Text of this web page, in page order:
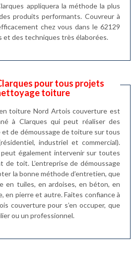
appliquera la méthode la plus
produits performants. Couvreur à
chez vous dans le 62129
et des techniques très élaborées.
pour tous projets
toiture
toiture Nord Artois couverture est
à Clarques qui peut réaliser des
de démoussage de toiture sur tous
industriel et commercial).
peut également intervenir sur toutes
de toit. L’entreprise de démoussage
la bonne méthode d’entretien, que
en tuiles, en ardoises, en béton, en
en pierre et autre. Faites confiance à
couverture pour s’en occuper, que
ou un professionnel.